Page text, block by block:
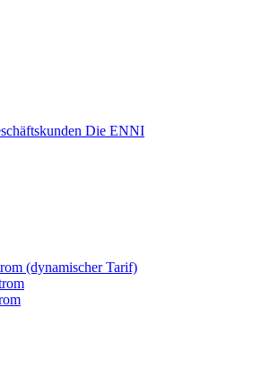
Die ENNI
(dynamischer Tarif)